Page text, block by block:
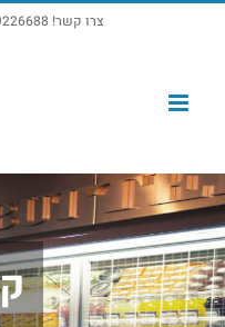
צרו קשר! 03-9226688